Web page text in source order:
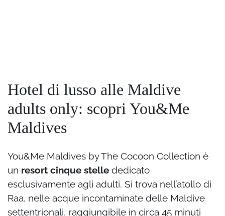
Hotel di lusso alle Maldive
adults only: scopri You&Me
Maldives
You&Me Maldives by The Cocoon Collection è
un resort cinque stelle dedicato
esclusivamente agli adulti. Si trova nell’atollo di
Raa, nelle acque incontaminate delle Maldive
settentrionali, raggiungibile in circa 45 minuti